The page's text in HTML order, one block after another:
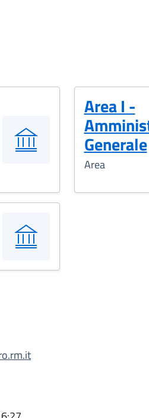
Area I -
Generale
Area